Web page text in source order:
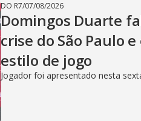
DO R7/07/08/2026
Domingos Duarte
crise do São Paulo
estilo de jogo
Jogador foi apresentado nesta